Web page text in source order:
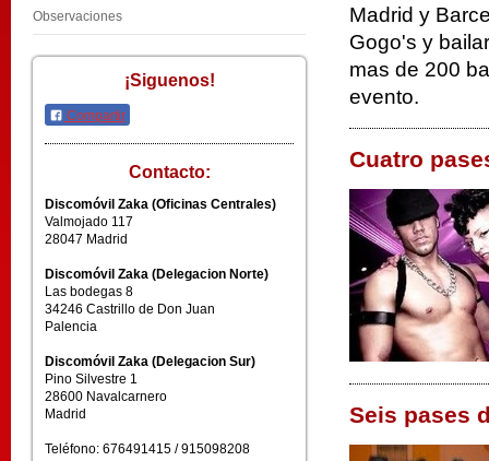
Observaciones
¡Siguenos!
Compartir
Contacto:
Discomóvil Zaka (Oficinas Centrales)
Valmojado 117
28047 Madrid
Discomóvil Zaka (Delegacion Norte)
Las bodegas 8
34246 Castrillo de Don Juan
Palencia
Discomóvil Zaka (Delegacion Sur)
Pino Silvestre 1
28600 Navalcarnero
Madrid
Teléfono: 676491415 / 915098208
Madrid y
Gogo's y
mas de 200
evento.
Cuatro
Seis pases